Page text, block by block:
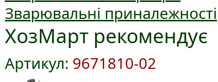
Зварювальні приналежності
ХозМарт рекомендує
Артикул: 9671810-02